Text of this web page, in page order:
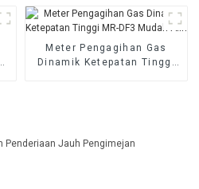
Komponen
Meter Pengagihan Gas
Dinamik Ketepatan Tinggi